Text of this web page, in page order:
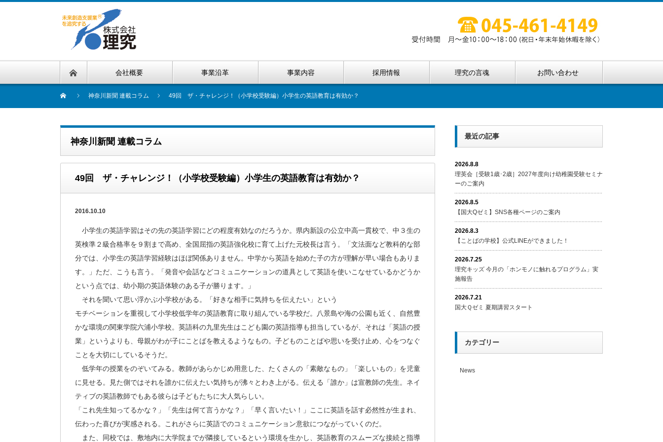
会社概要 事業沿革 事業内容 採用情報 理究の言魂 お問い合わせ
神奈川新聞 連載コラム 49回 ザ・チャレンジ！（小学校受験編）小学生の英語教育は有効か？
神奈川新聞 連載コラム
49回 ザ・チャレンジ！（小学校受験編）小学生の英語教育は有効か？
2016.10.10
小学生の英語学習はその先の英語学習にどの程度有効なのだろうか。県内新設の公立中高一貫校で、中３生の
英検準２級合格率を９割まで高め、全国屈指の英語強化校に育て上げた元校長は言う。「文法面など教科的な部
分では、小学生の英語学習経験はほぼ関係ありません。中学から英語を始めた子の方が理解が早い場合もありま
す。」ただ、こうも言う。「発音や会話などコミュニケーションの道具として英語を使いこなせているかどうか
という点では、幼小期の英語体験のある子が勝ります。」
それを聞いて思い浮かぶ小学校がある。「好きな相手に気持ちを伝えたい」という
モチベーションを重視して小学校低学年の英語教育に取り組んでいる学校だ。八景島や海の公園も近く、自然豊
かな環境の関東学院六浦小学校。英語科の九里先生はこども園の英語指導も担当しているが、それは「英語の授
業」というよりも、母親がわが子にことばを教えるようなもの。子どものことばや思いを受け止め、心をつなぐ
ことを大切にしているそうだ。
低学年の授業をのぞいてみる。教師があらかじめ用意した、たくさんの「素敵なもの」「楽しいもの」を児童
に見せる。見た側ではそれを誰かに伝えたい気持ちが沸々とわき上がる。伝える「誰か」は宣教師の先生。ネイ
ティブの英語教師でもある彼らは子どもたちに大人気らしい。
「これ先生知ってるかな？」「先生は何て言うかな？」「早く言いたい！」ここに英語を話す必然性が生まれ、
伝わった喜びが実感される。これがさらに英語でのコミュニケーション意欲につながっていくのだ。
また、同校では、敷地内に大学院までが隣接しているという環境を生かし、英語教育のスムーズな接続と指導
最近の記事
2026.8.8
理英会［受験1歳･2歳］2027年度向け幼稚園受験セミナ
ーのご案内
2026.8.5
【国大Qゼミ】SNS各種ページのご案内
2026.8.3
【ことばの学校】公式LINEができました！
2026.7.25
理究キッズ 今月の「ホンモノに触れるプログラム」実
施報告
2026.7.21
国大Ｑゼミ 夏期講習スタート
カテゴリー
News